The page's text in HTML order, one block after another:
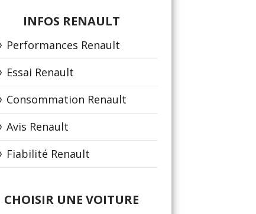
INFOS RENAULT
Performances Renault
Essai Renault
Consommation Renault
Avis Renault
Fiabilité Renault
CHOISIR UNE VOITURE